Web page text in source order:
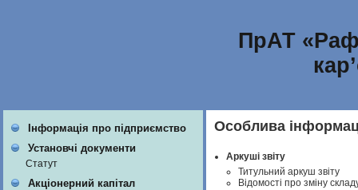
ПрАТ
Інформація про підприємство
Установчі документи
Статут
Акціонерний капітал
Особлива
Аркуші звіту
Титульний аркуш звіту
Відомості про зміну